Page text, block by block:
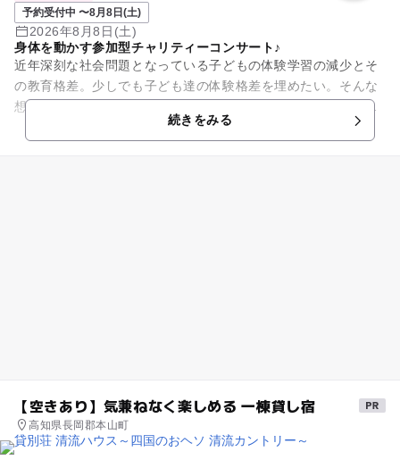
予約受付中 〜8月8日(土)
2026年8月8日(土)
身体を動かす参加型チャリティーコンサート♪
近年深刻な社会問題となっている子どもの体験学習の減少とそ
の教育格差。少しでも子ども達の体験格差を埋めたい。そんな
想いから、第一線で活躍するミュージシャン、現役音楽の先生
達が集まり、子ども達に安価...続きをみる
【空きあり】気兼ねなく楽しめる 一棟貸し宿
高知県長岡郡本山町